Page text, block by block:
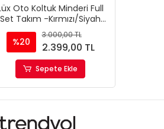
Oto Koltuk Minderi Full
Set Takım -Kırmızı/Siyah
Renk Takmatik Pratik
%20
3.000,00 TL
2.399,00 TL
Sepete Ekle